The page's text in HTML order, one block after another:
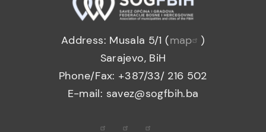
Address: Musala 5/1 (map
)
Sarajevo, BiH
Phone/Fax: +387/33/ 216 502
E-mail: savez@sogfbih.ba